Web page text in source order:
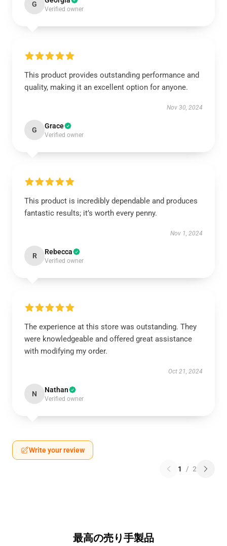
G
Verified owner
This product provides outstanding performance and
quality, making it an excellent option for anyone.
Nov 30, 2024
G Grace
Verified owner
This product is incredibly dependable and produces
fantastic results; it’s worth every penny.
Nov 1, 2024
R Rebecca
Verified owner
The experience at this store was outstanding. They
were knowledgeable and offered great assistance
with modifying my order.
Oct 21, 2024
N Nathan
Verified owner
Write your review
1 / 2
最高の売り手製品